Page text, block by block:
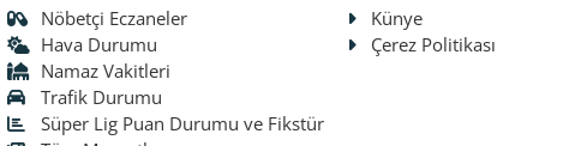
Nöbetçi Eczaneler
Hava Durumu
Namaz Vakitleri
Trafik Durumu
Süper Lig Puan Durumu ve Fikstür
Künye
Çerez Politikası